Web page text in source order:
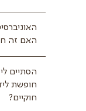
האם זה
הסתיים
חופשת
חוקיים?